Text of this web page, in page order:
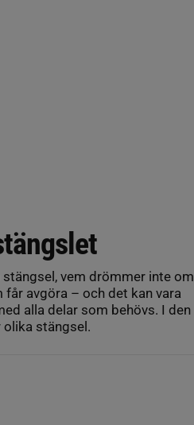
vem drömmer inte om
avgöra – och det kan vara
alla delar som behövs. I den
stängsel.